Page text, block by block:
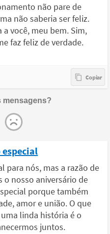
não pare de
não saberia ser feliz.
você, meu bem. Sim,
faz feliz de verdade.
mensagens?
para nós, mas a razão de
o nosso aniversário de
porque também
amor e união. O que
linda história é o
juntos.